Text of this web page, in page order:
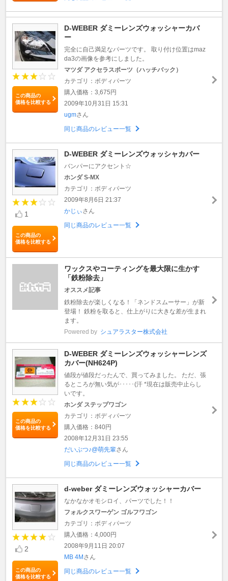
この商品の
価格を比較する
D-WEBER ダミーレンズウォッシャーカバ
ー
完全に自己満足なパーツです。 取り付け位置はmaz
da3の画像を参考にしました。
マツダ アクセラスポーツ（ハッチバック）
カテゴリ：ボディパーツ
購入価格：3,675円
2009年10月31日 15:31
ugmさん
同じ商品のレビュー一覧
1
この商品の
価格を比較する
D-WEBER ダミーレンズウォッシャカバー
バンパーにアクセント☆
ホンダ S-MX
カテゴリ：ボディパーツ
2009年8月6日 21:37
かじぃさん
同じ商品のレビュー一覧
ワックスやコーティングを最大限に生かす
「鉄粉除去」
オススメ記事
鉄粉除去が楽しくなる！「ネンドスムーサー」が新
登場！ 鉄粉を取ると、仕上がりに大きな差が生まれ
ます。
Powered by シュアラスター株式会社
この商品の
価格を比較する
D-WEBER ダミーレンズウォッシャーレンズ
カバー(NH624P)
値段が値段だったんで、買ってみました。 ただ、張
るところが無い気が･････(汗 *現在は販売中止らし
いです。
ホンダ ステップワゴン
カテゴリ：ボディパーツ
購入価格：840円
2008年12月31日 23:55
だいぶつ♪@萌先輩さん
同じ商品のレビュー一覧
2
この商品の
価格を比較する
d-weber ダミーレンズウォッシャーカバー
なかなかオモシロイ、パーツでした！！
フォルクスワーゲン ゴルフワゴン
カテゴリ：ボディパーツ
購入価格：4,000円
2008年9月11日 20:07
MB 4Mさん
同じ商品のレビュー一覧